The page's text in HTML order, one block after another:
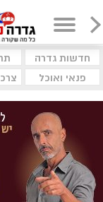
חדשות גדרה
פנאי ואוכל